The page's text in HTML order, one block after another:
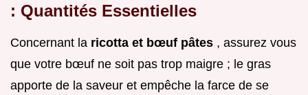
: Quantités Essentielles
Concernant la ricotta et bœuf pâtes , assurez vous
que votre bœuf ne soit pas trop maigre ; le gras
apporte de la saveur et empêche la farce de se